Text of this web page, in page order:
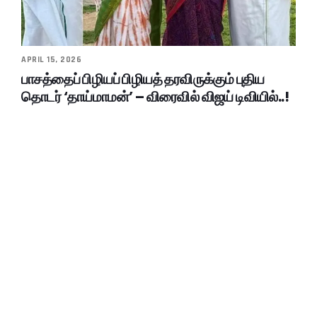
APRIL 15, 2026
பாசத்தைப் பிழியப் பிழியத் தரவிருக்கும் புதிய
தொடர் ‘தாய்மாமன்’ – விரைவில் விஜய் டிவியில்..!